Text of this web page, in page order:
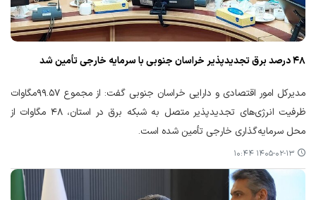
۴۸ درصد برق تجدیدپذیر خراسان جنوبی با سرمایه خارجی تأمین شد
مدیرکل امور اقتصادی و دارایی خراسان جنوبی گفت: از مجموع ۹۹.۵۷مگاوات
ظرفیت انرژی‌های تجدیدپذیر متصل به شبکه برق در استان، ۴۸ مگاوات از
محل سرمایه‌گذاری خارجی تأمین شده است.
۱۴۰۵-۰۲-۱۳ ۱۰:۴۴